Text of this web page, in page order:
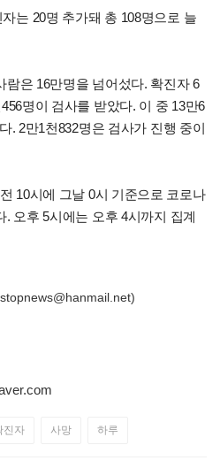
는 20명 추가돼 총 108명으로 늘
람은 16만명을 넘어섰다. 확진자 6
명이 검사를 받았다. 이 중 13만6
. 2만1천832명은 검사가 진행 중이
10시에 그날 0시 기준으로 코로나
. 오후 5시에는 오후 4시까지 집계
진자 사망 하루